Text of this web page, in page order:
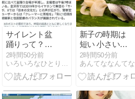
サイレント盆
踊りって？
何？騒音苦情
で開催が？？
2時間50分前
新子の時期は
短い 小さいサ
イズほど高い
～
2時間50分前
あんてななんてな